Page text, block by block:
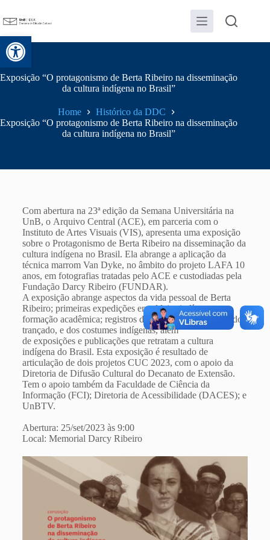
Abrir a barra de ferramentas
Exposição “O protagonismo de Berta Ribeiro na disseminação
da cultura indígena no Brasil”
Home
Histórico da DDC
Exposição “O protagonismo de Berta Ribeiro na disseminação
da cultura indígena no Brasil”
Com abertura na 23ª edição da Semana Universitária na
UnB, o Arquivo Central (ACE), em parceria com o
Instituto de Artes Visuais (VIS), apresenta uma exposição
sobre o Protagonismo de Berta Ribeiro na disseminação da
cultura indígena no Brasil. Ela abrange a aplicação da
técnica marrom Van Dyke, no âmbito do projeto LAFA 10
anos, em fotografias tratadas pelo ACE e custodiadas pela
Fundação Darcy Ribeiro (FUNDAR).
A exposição abrange aspectos da vida pessoal de Berta
Ribeiro; primeiras expedições em aldeias indígenas;
formação acadêmica; registros da arteplumária, da arte do
trançado, e dos costumes indígenas, além
de exposições e publicações que retratam a cultura
indígena do Brasil. Esta exposição é resultado de
articulação de dois projetos CUC 2023, com o apoio da
Diretoria de Difusão Cultural do Decanato de Extensão.
Tem o apoio também da Faculdade de Ciência da
Informação (FCI); Diretoria de Acessibilidade (DACES); e
UnBTV.
Abertura: 25/set/2023 às 9:00
Local: Memorial Darcy Ribeiro